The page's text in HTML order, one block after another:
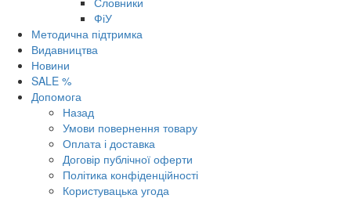
ФіУ
Методична підтримка
Видавництва
Новини
SALE %
Допомога
Назад
Умови повернення товару
Оплата і доставка
Договір публічної оферти
Політика конфіденційності
Користувацька угода